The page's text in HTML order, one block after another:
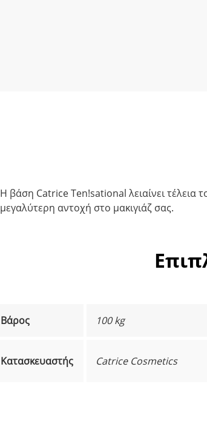
Η βάση Catrice Ten!sational λειαίνει τέλεια
μεγαλύτερη αντοχή στο μακιγιάζ σας.
Βάρος 100 kg
Κατασκευαστής Catrice Cosmetics